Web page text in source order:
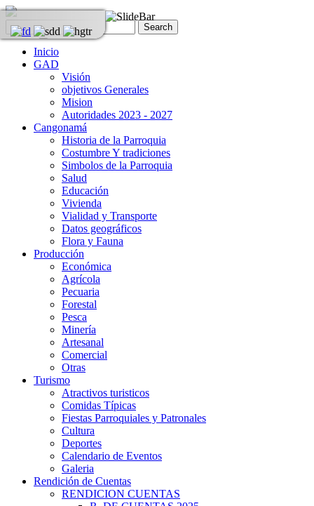
Inicio
GAD
Visión
objetivos Generales
Mision
Autoridades 2023 - 2027
Cangonamá
Historia de la Parroquia
Costumbre Y tradiciones
Simbolos de la Parroquia
Salud
Educación
Vivienda
Vialidad y Transporte
Datos geográficos
Flora y Fauna
Producción
Económica
Agrícola
Pecuaria
Forestal
Pesca
Minería
Artesanal
Comercial
Otras
Turismo
Atractivos turisticos
Comidas Típicas
Fiestas Parroquiales y Patronales
Cultura
Deportes
Calendario de Eventos
Galeria
Rendición de Cuentas
RENDICION CUENTAS